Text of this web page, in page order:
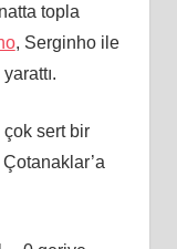
topla
, Serginho ile
çok sert bir